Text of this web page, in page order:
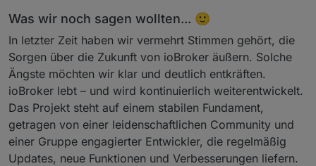
Was wir noch sagen wollten... 🙂
In letzter Zeit haben wir vermehrt Stimmen gehört, die
Sorgen über die Zukunft von ioBroker äußern. Solche
Ängste möchten wir klar und deutlich entkräften.
ioBroker lebt – und wird kontinuierlich weiterentwickelt.
Das Projekt steht auf einem stabilen Fundament,
getragen von einer leidenschaftlichen Community und
einer Gruppe engagierter Entwickler, die regelmäßig
Updates, neue Funktionen und Verbesserungen liefern.